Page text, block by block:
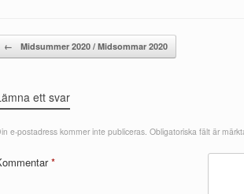
Post navigation
← Midsummer 2020 / Midsommar 2020
ett svar
e-postadress kommer inte publiceras. Obligatoriska fält är
*